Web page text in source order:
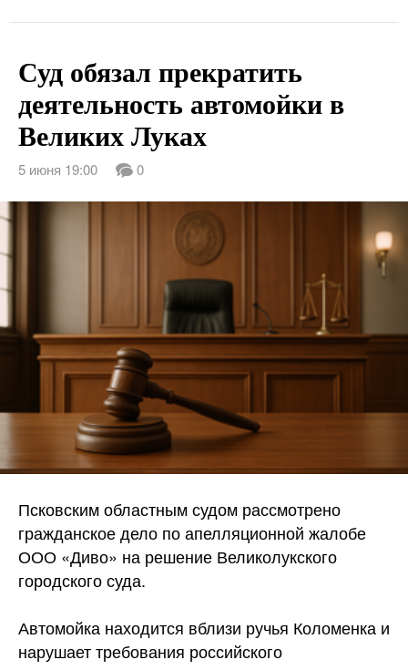
Суд обязал прекратить
деятельность автомойки в
Великих Луках
5 июня 19:00 0
Псковским областным судом рассмотрено
гражданское дело по апелляционной жалобе
ООО «Диво» на решение Великолукского
городского суда.
Автомойка находится вблизи ручья Коломенка и
нарушает требования российского